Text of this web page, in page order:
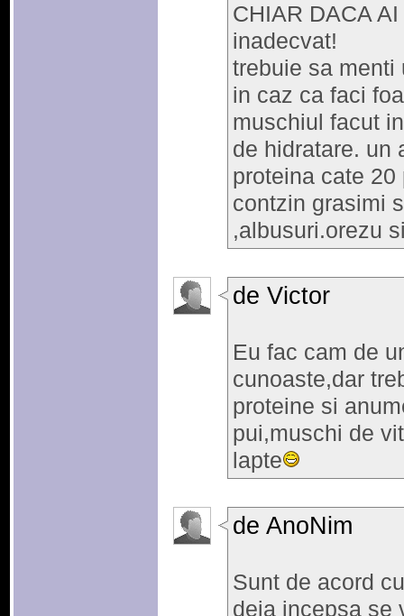
CHIAR DACA
inadecvat!
trebuie sa menti
in caz ca faci
muschiul facut
de hidratare. un
proteina cate
contzin grasimi
,albusuri.orezu
de Victor
Eu fac cam de
cunoaste,dar
proteine si
pui,muschi de
lapte
de AnoNim
Sunt de acord
deja incepsa se